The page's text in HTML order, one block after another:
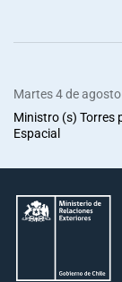
Martes 4 de
Ministro (s) Torres
Espacial